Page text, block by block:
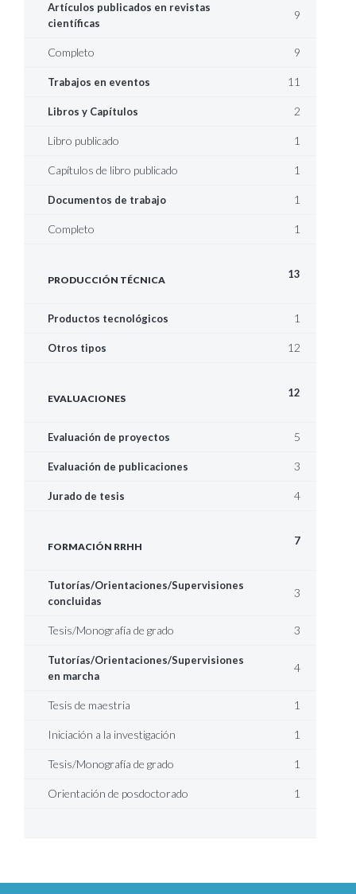
Artículos publicados en revistas
científicas
9
Completo 9
Trabajos en eventos 11
Libros y Capítulos 2
Libro publicado 1
Capítulos de libro publicado 1
Documentos de trabajo 1
Completo 1
PRODUCCIÓN TÉCNICA 13
Productos tecnológicos 1
Otros tipos 12
EVALUACIONES 12
Evaluación de proyectos 5
Evaluación de publicaciones 3
Jurado de tesis 4
FORMACIÓN RRHH 7
Tutorías/Orientaciones/Supervisiones
concluidas
3
Tesis/Monografía de grado 3
Tutorías/Orientaciones/Supervisiones
en marcha
4
Tesis de maestria 1
Iniciación a la investigación 1
Tesis/Monografía de grado 1
Orientación de posdoctorado 1